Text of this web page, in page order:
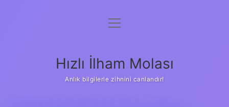
Anasayfa
Yasal Uyarı
menüyü
Hızlı İlham Molası
Anlık bilgilerle zihnini canlandır!